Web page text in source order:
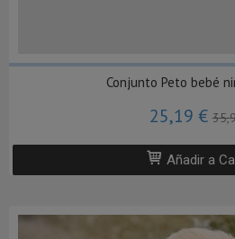
Conjunto Peto bebé
25,19 €
Añadir a